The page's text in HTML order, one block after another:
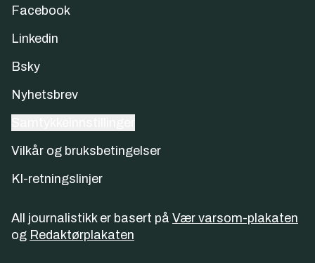
Facebook
Linkedin
Bsky
Nyhetsbrev
Vilkår og bruksbetingelser
KI-retningslinjer
All journalistikk er basert på Vær varsom-plakaten
og Redaktørplakaten